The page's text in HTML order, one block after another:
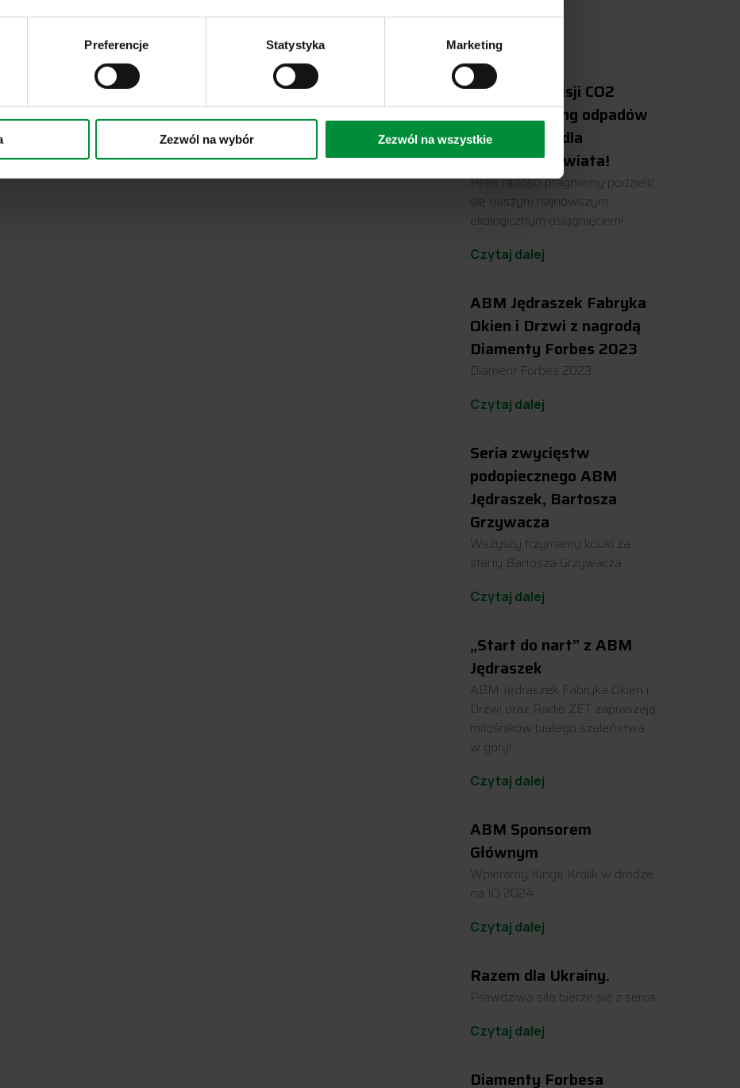
Preferencje Statystyka Marketing
Zezwól na wybór Zezwól na wszystkie
32 edycja WOŚP
Czytaj dalej
Redukcja emisji CO2
przez recykling odpadów
PVC. Razem dla
czystszego świata!
Pełni radości pragniemy podzielić
się naszym najnowszym
ekologicznym osiągnięciem!
Czytaj dalej
ABM Jędraszek Fabryka
Okien i Drzwi z nagrodą
Diamenty Forbes 2023
Diament Forbes 2023
Czytaj dalej
Seria zwycięstw
podopiecznego ABM
Jędraszek, Bartosza
Grzywacza
Wszyscy trzymamy kciuki za
starty Bartosza Grzywacza.
Czytaj dalej
„Start do nart” z ABM
Jędraszek
ABM Jędraszek Fabryka Okien i
Drzwi oraz Radio ZET zapraszają
miłośników białego szaleństwa
w góry!
Czytaj dalej
ABM Sponsorem
Głównym
Wpieramy Kingę Królik w drodze
na IO 2024
Czytaj dalej
Razem dla Ukrainy.
Prawdziwa siła bierze się z serca.
Czytaj dalej
Diamenty Forbesa